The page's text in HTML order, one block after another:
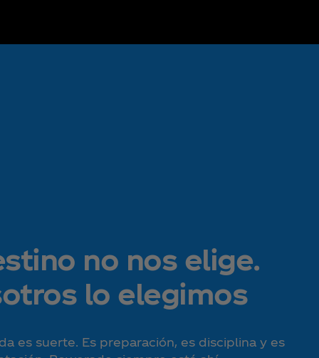
no nos elige.
lo elegimos
es suerte. Es preparación, es disciplina y es